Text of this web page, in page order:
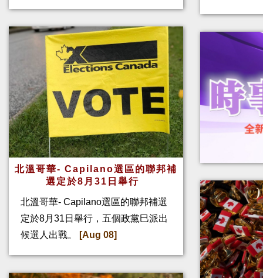
北溫哥華- Capilano選區的聯邦補
選定於8月31日舉行
北溫哥華- Capilano選區的聯邦補選
定於8月31日舉行，五個政黨巳派出
候選人出戰。
[Aug 08]